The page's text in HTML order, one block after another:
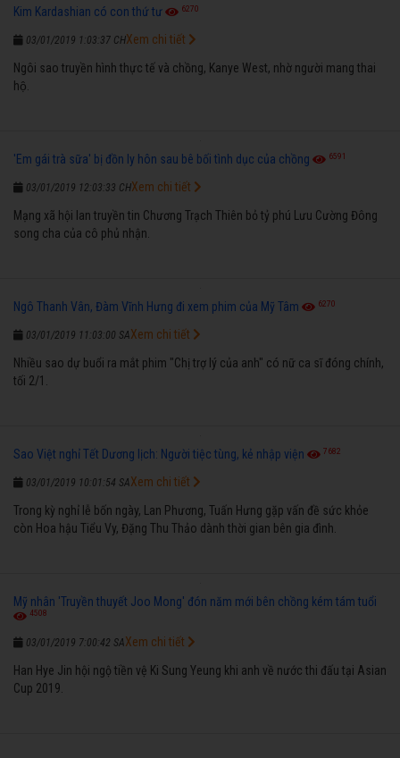
Kim Kardashian có con thứ tư 6270
03/01/2019 1:03:37 CH
Ngôi sao truyền hình thực tế và chồng, Kanye West, nhờ người mang thai
hộ.
Xem chi tiết
'Em gái trà sữa' bị đồn ly hôn sau bê bối tình dục của chồng 6591
03/01/2019 12:03:33 CH
Mạng xã hội lan truyền tin Chương Trạch Thiên bỏ tỷ phú Lưu Cường Đông
song cha của cô phủ nhận.
Xem chi tiết
Ngô Thanh Vân, Đàm Vĩnh Hưng đi xem phim của Mỹ Tâm 6270
03/01/2019 11:03:00 SA
Nhiều sao dự buổi ra mắt phim "Chị trợ lý của anh" có nữ ca sĩ đóng chính,
tối 2/1.
Xem chi tiết
Sao Việt nghỉ Tết Dương lịch: Người tiệc tùng, kẻ nhập viện 7682
03/01/2019 10:01:54 SA
Trong kỳ nghỉ lễ bốn ngày, Lan Phương, Tuấn Hưng gặp vấn đề sức khỏe
còn Hoa hậu Tiểu Vy, Đặng Thu Thảo dành thời gian bên gia đình.
Xem chi tiết
Mỹ nhân 'Truyền thuyết Joo Mong' đón năm mới bên chồng kém tám tuổi
4508
03/01/2019 7:00:42 SA
Han Hye Jin hội ngộ tiền vệ Ki Sung Yeung khi anh về nước thi đấu tại Asian
Cup 2019.
Xem chi tiết